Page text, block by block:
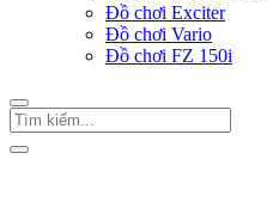
Đồ chơi Exciter
Đồ chơi Vario
Đồ chơi FZ 150i